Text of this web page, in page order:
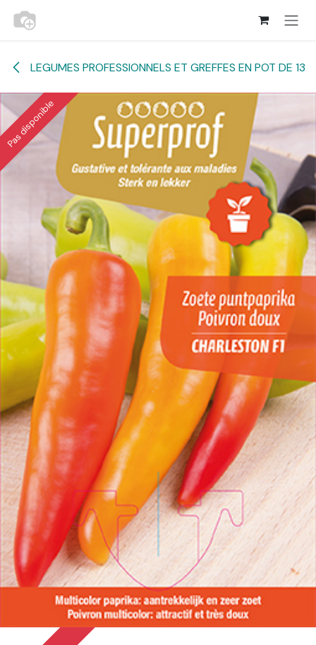
Se rendre au contenu
LEGUMES PROFESSIONNELS ET GREFFES EN POT DE 13
Pas disponible